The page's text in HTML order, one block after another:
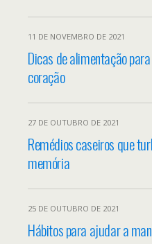
11 DE NOVEMBRO DE 2021
Dicas de alimentação
coração
27 DE OUTUBRO DE 2021
Remédios caseiros que
memória
25 DE OUTUBRO DE 2021
Hábitos para ajudar a